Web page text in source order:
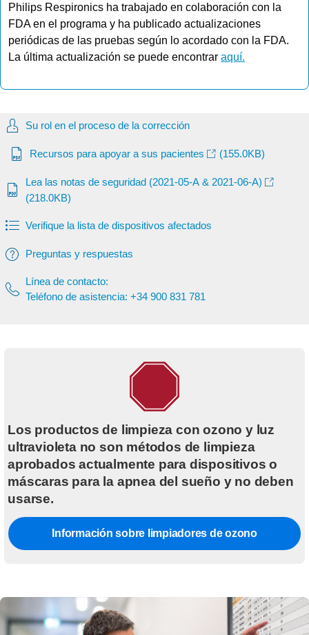
Philips Respironics ha trabajado en colaboración con la
FDA en el programa y ha publicado actualizaciones
periódicas de las pruebas según lo acordado con la FDA.
La última actualización se puede encontraraquí.
Su rol en el proceso de la corrección
Recursos para apoyar a sus pacientes (155.0KB)
Lea las notas de seguridad (2021-05-A & 2021-06-A)
(218.0KB)
Verifique la lista de dispositivos afectados
Preguntas y respuestas
Línea de contacto:
Teléfono de asistencia: +34 900 831 781
Los productos de limpieza con ozono y luz
ultravioleta no son métodos de limpieza
aprobados actualmente para dispositivos o
máscaras para la apnea del sueño y no deben
usarse.
Información sobre limpiadores de ozono